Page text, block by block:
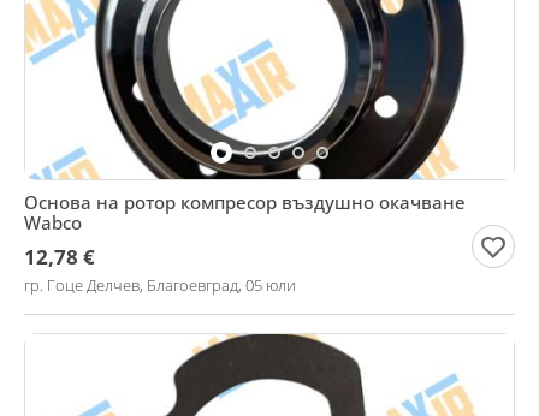
Основа на ротор компресор въздушно окачване
Wabco
12,78 €
гр. Гоце Делчев, Благоевград, 05 юли